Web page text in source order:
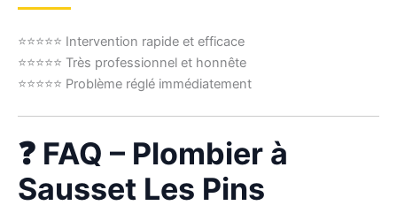
⭐⭐⭐⭐⭐ Intervention rapide et efficace
⭐⭐⭐⭐⭐ Très professionnel et honnête
⭐⭐⭐⭐⭐ Problème réglé immédiatement
❓ FAQ – Plombier à
Sausset Les Pins